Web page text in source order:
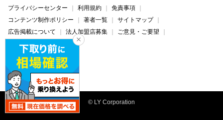
プライバシーセンター
利用規約
免責事項
コンテンツ制作ポリシー
著者一覧
サイトマップ
広告掲載について
法人加盟店募集
ご意見・ご要望
ヘルプ・お問い合わせ
carview! Yahoo! JAPAN
© LY Corporation